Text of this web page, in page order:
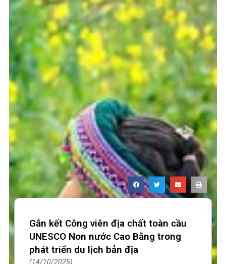
Gắn kết Công viên địa chất toàn cầu
UNESCO Non nước Cao Bằng trong
phát triển du lịch bản địa
14/10/2025